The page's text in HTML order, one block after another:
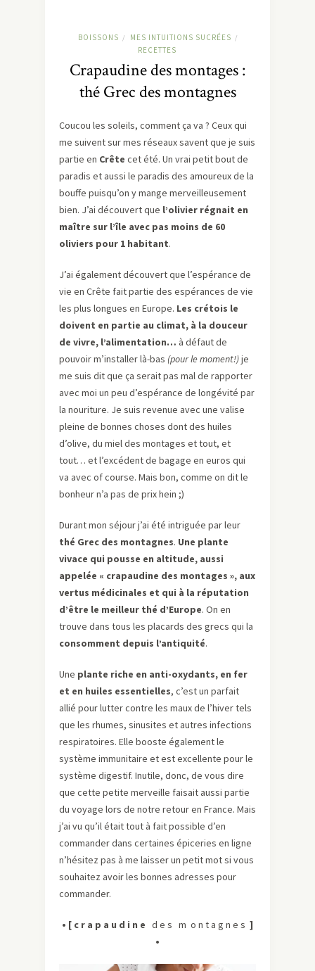
BOISSONS / MES INTUITIONS SUCRÉES /
RECETTES
Crapaudine des montages :
thé Grec des montagnes
Coucou les soleils, comment ça va ? Ceux qui
me suivent sur mes réseaux savent que je suis
partie en Crête cet été. Un vrai petit bout de
paradis et aussi le paradis des amoureux de la
bouffe puisqu’on y mange merveilleusement
bien. J’ai découvert que l’olivier régnait en
maître sur l’île avec pas moins de 60
oliviers pour 1 habitant.
J’ai également découvert que l’espérance de
vie en Crête fait partie des espérances de vie
les plus longues en Europe. Les crétois le
doivent en partie au climat, à la douceur
de vivre, l’alimentation… à défaut de
pouvoir m’installer là-bas (pour le moment!)je
me suis dit que ça serait pas mal de rapporter
avec moi un peu d’espérance de longévité par
la nouriture. Je suis revenue avec une valise
pleine de bonnes choses dont des huiles
d’olive, du miel des montages et tout, et
tout… et l’excédent de bagage en euros qui
va avec of course. Mais bon, comme on dit le
bonheur n’a pas de prix hein ;)
Durant mon séjour j’ai été intriguée par leur
thé Grec des montagnes. Une plante
vivace qui pousse en altitude, aussi
appelée « crapaudine des montages », aux
vertus médicinales et qui à la réputation
d’être le meilleur thé d’Europe. On en
trouve dans tous les placards des grecs qui la
consomment depuis l’antiquité.
Une plante riche en anti-oxydants, en fer
et en huiles essentielles, c’est un parfait
allié pour lutter contre les maux de l’hiver tels
que les rhumes, sinusites et autres infections
respiratoires. Elle booste également le
système immunitaire et est excellente pour le
système digestif. Inutile, donc, de vous dire
que cette petite merveille faisait aussi partie
du voyage lors de notre retour en France. Mais
j’ai vu qu’il était tout à fait possible d’en
commander dans certaines épiceries en ligne
n’hésitez pas à me laisser un petit mot si vous
souhaitez avoir les bonnes adresses pour
commander.
• [ c r a p a u d i n e d e s m o n t a g n e s ]
•